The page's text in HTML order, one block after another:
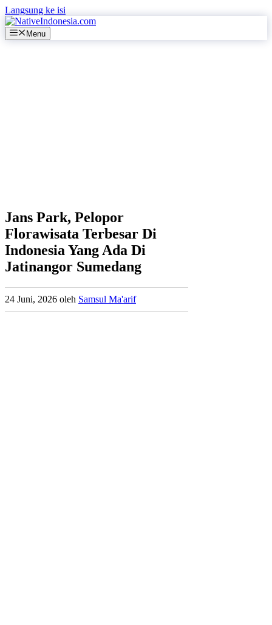
Langsung ke isi
Menu
Jans Park, Pelopor
Florawisata Terbesar Di
Indonesia Yang Ada Di
Jatinangor Sumedang
24 Juni, 2026 oleh Samsul Ma'arif